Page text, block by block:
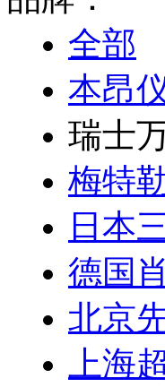
全部
本昂
瑞士
梅特
日本
德国
北京
上海